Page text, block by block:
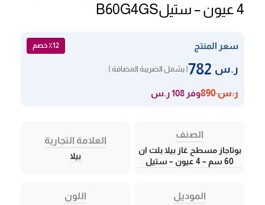
4 عيون – ستيلB60G4GS
سعر المنتج ٪12 خصم
ر.س ( يشمل الضريبة المضافة )
ر.س890 وفر 108 ر.س
الصنف
بوتاجاز مسطح غاز بيلا بلت ان
60 سم – 4 عيون – ستيل
العلامة التجارية
بيلا
الموديل اللون